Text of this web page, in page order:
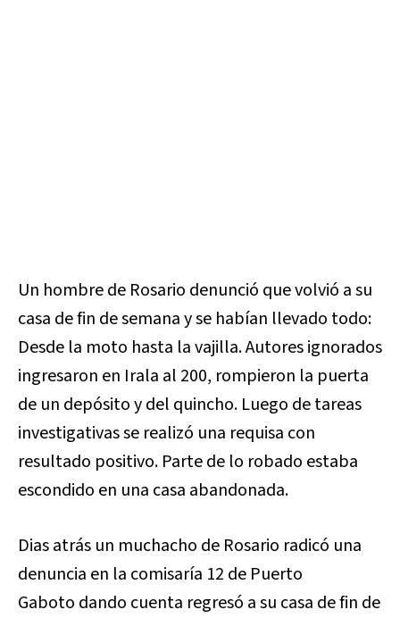
Un hombre de Rosario denunció que volvió a su
casa de fin de semana y se habían llevado todo:
Desde la moto hasta la vajilla. Autores ignorados
ingresaron en Irala al 200, rompieron la puerta
de un depósito y del quincho. Luego de tareas
investigativas se realizó una requisa con
resultado positivo. Parte de lo robado estaba
escondido en una casa abandonada.
Dias atrás un muchacho de Rosario radicó una
denuncia en la comisaría 12 de Puerto
Gaboto dando cuenta regresó a su casa de fin de